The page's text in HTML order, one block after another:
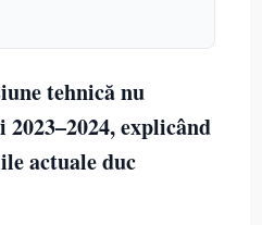
tehnică nu
explicând
actuale duc